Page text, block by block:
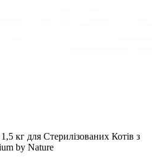
кг для Стерилізованих Котів з
by Nature